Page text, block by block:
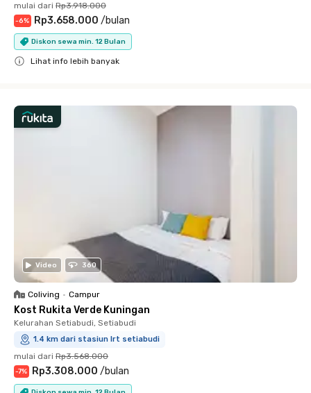
mulai dari Rp3.918.000
-6% Rp3.658.000 /bulan
Diskon sewa min. 12 Bulan
Lihat info lebih banyak
Video 360
Coliving • Campur
Kost Rukita Verde Kuningan
Kelurahan Setiabudi, Setiabudi
1.4 km dari stasiun lrt setiabudi
mulai dari Rp3.568.000
-7% Rp3.308.000 /bulan